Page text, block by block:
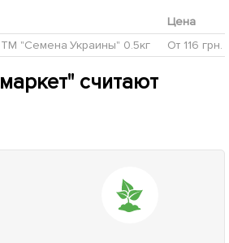
Цена
"Семена Украины" 0.5кг
От 116 грн.
считают